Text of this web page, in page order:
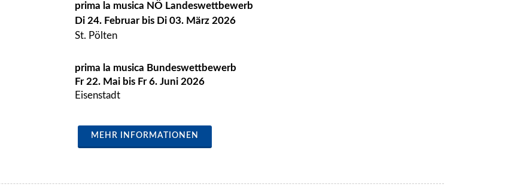
prima la musica NÖ Landeswettbewerb
Di 24. Februar bis Di 03. März 2026
St. Pölten
prima la musica Bundeswettbewerb
Fr 22. Mai bis Fr 6. Juni 2026
Eisenstadt
MEHR INFORMATIONEN